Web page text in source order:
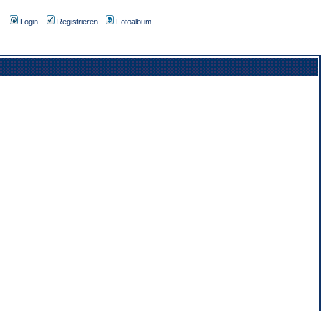
Login Registrieren Fotoalbum